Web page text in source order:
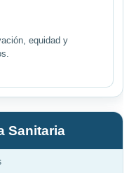
equidad y
Sanitaria